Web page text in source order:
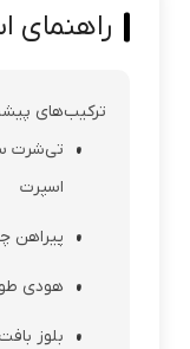
راهنمای
ترکیب‌های
تی‌شرت
اسپرت
پیراهن
هودی
بلوز